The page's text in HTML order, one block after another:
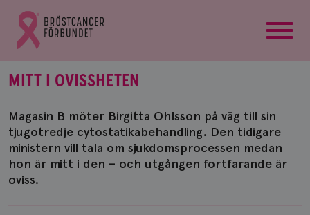
Gå
till
Bröstcancerförbundets
MITT I OVISSHETEN
Magasin B möter Birgitta Ohlsson på väg till sin
tjugotredje cytostatikabehandling. Den tidigare
ministern vill tala om sjukdomsprocessen medan
hon är mitt i den – och utgången fortfarande är
oviss.